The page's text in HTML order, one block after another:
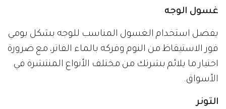
غسول الوجه
يفضل استخدام الغسول المناسب للوجه بشكل يومي
فور الاستيقاظ من النوم وفركه بالماء الفاتر، مع ضرورة
اختيار ما يلائم بشرتك من مختلف الأنواع المنتشرة في
الأسواق.
التونر